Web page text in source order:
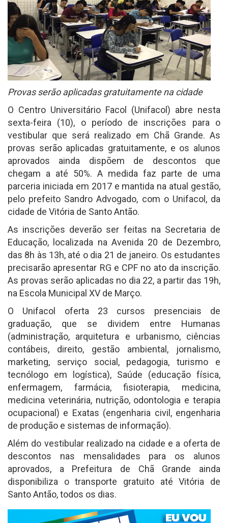
Provas serão aplicadas gratuitamente na cidade
O Centro Universitário Facol (Unifacol) abre nesta
sexta-feira (10), o período de inscrições para o
vestibular que será realizado em Chã Grande. As
provas serão aplicadas gratuitamente, e os alunos
aprovados ainda dispõem de descontos que
chegam a até 50%. A medida faz parte de uma
parceria iniciada em 2017 e mantida na atual gestão,
pelo prefeito Sandro Advogado, com o Unifacol, da
cidade de Vitória de Santo Antão.
As inscrições deverão ser feitas na Secretaria de
Educação, localizada na Avenida 20 de Dezembro,
das 8h às 13h, até o dia 21 de janeiro. Os estudantes
precisarão apresentar RG e CPF no ato da inscrição.
As provas serão aplicadas no dia 22, a partir das 19h,
na Escola Municipal XV de Março.
O Unifacol oferta 23 cursos presenciais de
graduação, que se dividem entre Humanas
(administração, arquitetura e urbanismo, ciências
contábeis, direito, gestão ambiental, jornalismo,
marketing, serviço social, pedagogia, turismo e
tecnólogo em logística), Saúde (educação física,
enfermagem, farmácia, fisioterapia, medicina,
medicina veterinária, nutrição, odontologia e terapia
ocupacional) e Exatas (engenharia civil, engenharia
de produção e sistemas de informação).
Além do vestibular realizado na cidade e a oferta de
descontos nas mensalidades para os alunos
aprovados, a Prefeitura de Chã Grande ainda
disponibiliza o transporte gratuito até Vitória de
Santo Antão, todos os dias.